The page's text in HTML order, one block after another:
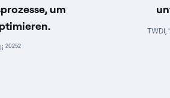
um
20252
TWDI,